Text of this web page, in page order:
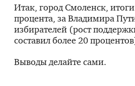
Итак, город Смоленск,
процента, за Владимира
избирателей (рост
составил более 20
Выводы делайте сами.